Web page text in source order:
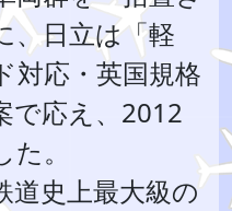
、日立は「軽
対応・英国規格
で応え、2012
。
道史上最大級の